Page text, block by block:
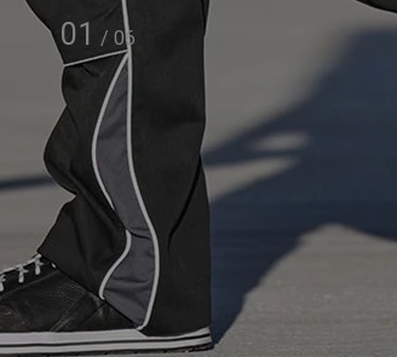
01 / 06